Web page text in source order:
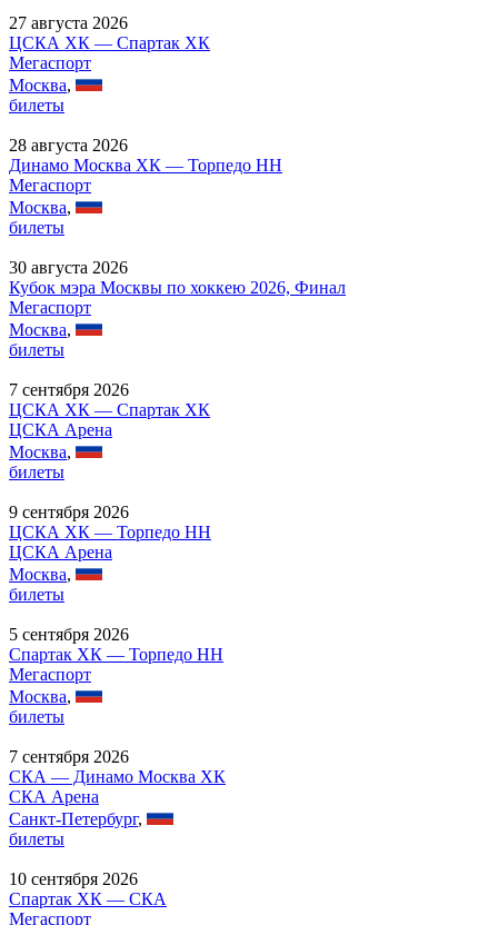
27 августа 2026
ЦСКА ХК — Спартак ХК
Мегаспорт
Москва,
билеты
28 августа 2026
Динамо Москва ХК — Торпедо НН
Мегаспорт
Москва,
билеты
30 августа 2026
Кубок мэра Москвы по хоккею 2026, Финал
Мегаспорт
Москва,
билеты
7 сентября 2026
ЦСКА ХК — Спартак ХК
ЦСКА Арена
Москва,
билеты
9 сентября 2026
ЦСКА ХК — Торпедо НН
ЦСКА Арена
Москва,
билеты
5 сентября 2026
Спартак ХК — Торпедо НН
Мегаспорт
Москва,
билеты
7 сентября 2026
СКА — Динамо Москва ХК
СКА Арена
Санкт-Петербург,
билеты
10 сентября 2026
Спартак ХК — СКА
Мегаспорт